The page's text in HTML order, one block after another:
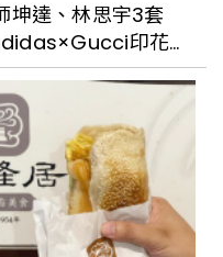
統早餐！繼光餅、鼎邊
線⋯⋯這些限定美食你吃
坤達、林思宇3套
印花運
！